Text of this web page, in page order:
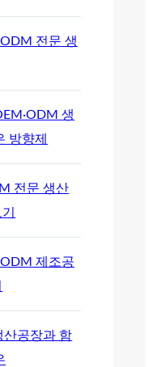
전문 생
생
방향제
전문 생산
제조공
산공장과 함